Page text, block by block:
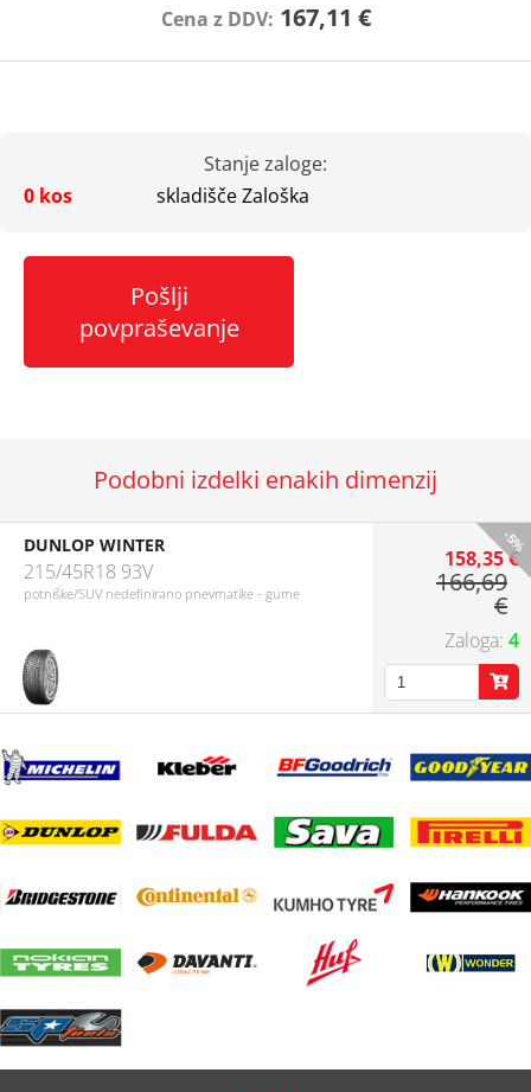
Cena z DDV: 167,11 €
Stanje zaloge:
0 kos
skladišče Zaloška
Pošlji
povpraševanje
Podobni izdelki enakih dimenzij
-5%
DUNLOP WINTER
215/45R18 93V
potniške/SUV nedefinirano pnevmatike - gume
158,35 €
166,69
€
4